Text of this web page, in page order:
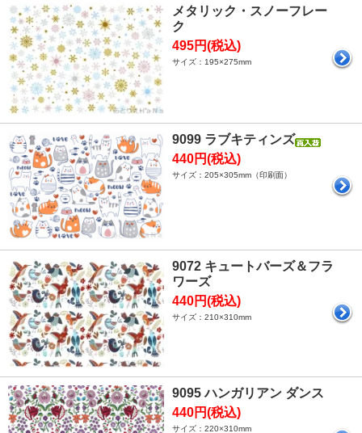
メタリック・スノーフレー
ク
495円(税込)
サイズ：195×275mm
9099 ラブキティンズ
440円(税込)
サイズ：205×305mm（印刷面）
9072 キュートバーズ＆フラ
ワーズ
440円(税込)
サイズ：210×310mm
9095 ハンガリアン ダンス
440円(税込)
サイズ：220×310mm